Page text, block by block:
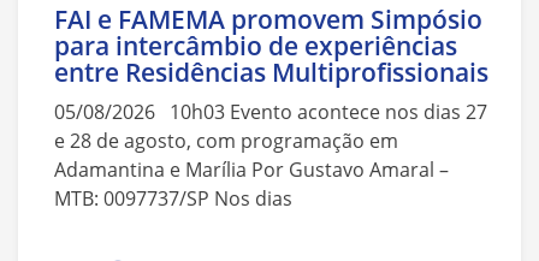
FAI e FAMEMA promovem Simpósio
para intercâmbio de experiências
entre Residências Multiprofissionais
05/08/2026 10h03 Evento acontece nos dias 27
e 28 de agosto, com programação em
Adamantina e Marília Por Gustavo Amaral –
MTB: 0097737/SP Nos dias